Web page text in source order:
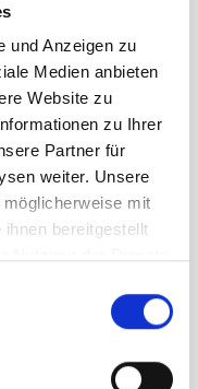
und Anzeigen zu
Medien anbieten
Website zu
zu Ihrer
Partner für
weiter. Unsere
mit
bereitgestellt